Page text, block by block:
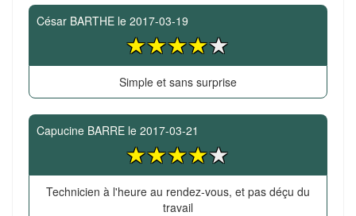
César BARTHE le 2017-03-19
Simple et sans surprise
Capucine BARRE le 2017-03-21
Technicien à l'heure au rendez-vous, et pas déçu du
travail